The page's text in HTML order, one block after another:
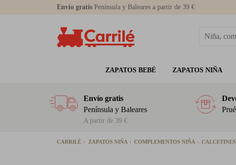
Envio gratis Península y Baleares a partir de 39 €
ZAPATOS BEBÉ ZAPATOS NIÑA
Envío gratis
Península y Baleares
A partir de 39 €
CARRILÉ ZAPATOS NIÑA COMPLEMENTOS NIÑA